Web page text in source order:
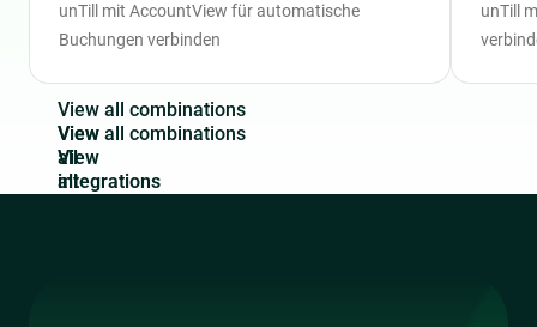
unTill mit AccountView für automatische
Buchungen verbinden
unTill
View a combinations
View
all
integrations